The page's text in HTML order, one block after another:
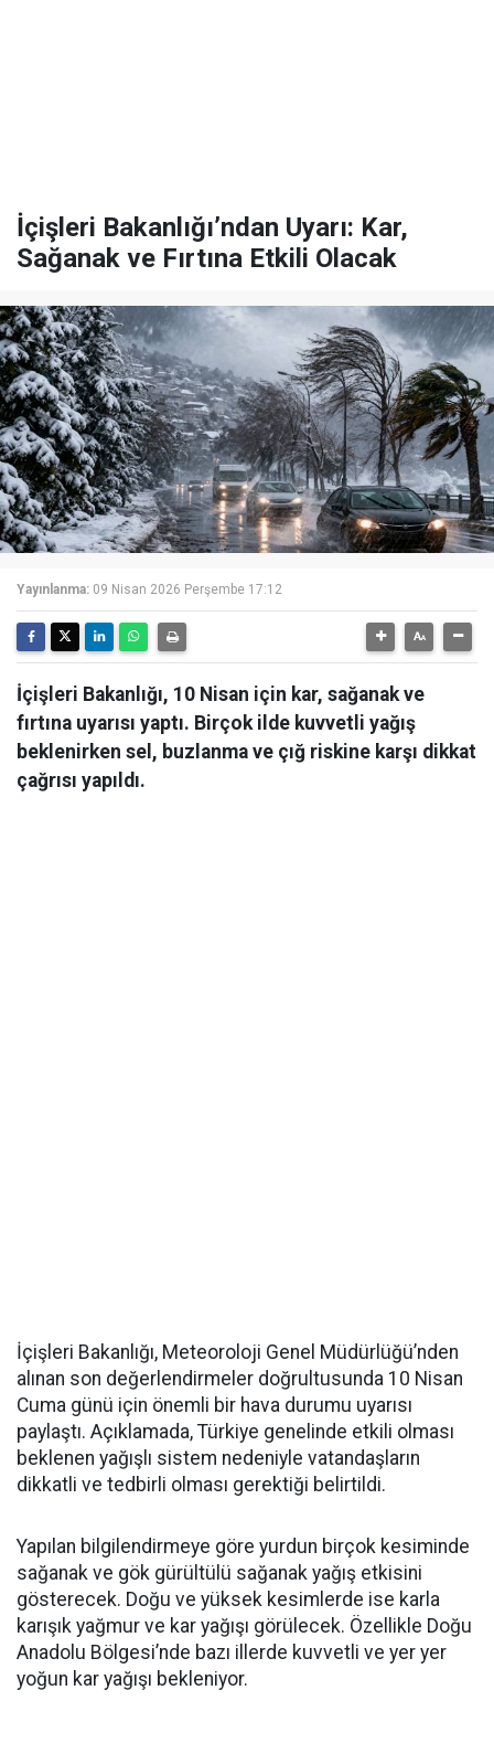
İçişleri Bakanlığı’ndan Uyarı: Kar,
Sağanak ve Fırtına Etkili Olacak
Yayınlanma: 09 Nisan 2026 Perşembe 17:12
İçişleri Bakanlığı, 10 Nisan için kar, sağanak ve
fırtına uyarısı yaptı. Birçok ilde kuvvetli yağış
beklenirken sel, buzlanma ve çığ riskine karşı dikkat
çağrısı yapıldı.
İçişleri Bakanlığı, Meteoroloji Genel Müdürlüğü’nden
alınan son değerlendirmeler doğrultusunda 10 Nisan
Cuma günü için önemli bir hava durumu uyarısı
paylaştı. Açıklamada, Türkiye genelinde etkili olması
beklenen yağışlı sistem nedeniyle vatandaşların
dikkatli ve tedbirli olması gerektiği belirtildi.
Yapılan bilgilendirmeye göre yurdun birçok kesiminde
sağanak ve gök gürültülü sağanak yağış etkisini
gösterecek. Doğu ve yüksek kesimlerde ise karla
karışık yağmur ve kar yağışı görülecek. Özellikle Doğu
Anadolu Bölgesi’nde bazı illerde kuvvetli ve yer yer
yoğun kar yağışı bekleniyor.